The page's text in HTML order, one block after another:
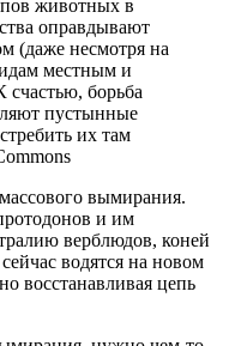
животных в
оправдывают
(даже несмотря на
местным и
счастью, борьба
пустынные
их там
вымирания.
и им
верблюдов, коней
водятся на новом
восстанавливая цепь